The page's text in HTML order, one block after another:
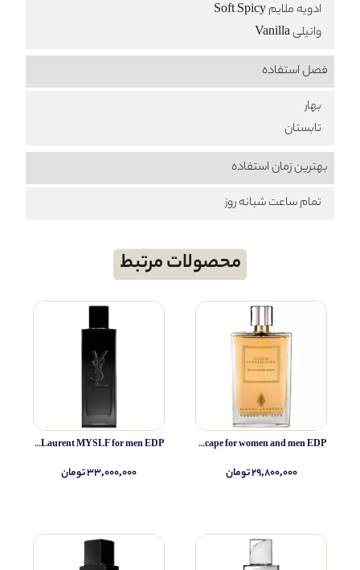
ادویه ملایم Soft Spicy
وانیلی Vanilla
فصل استفاده
بهار
تابستان
بهترین زمان استفاده
تمام ساعت شبانه روز
محصولات مرتبط
Simone Andreoli Tulum Junglescape for women and men EDP
۲۹,۸۰۰,۰۰۰ تومان
Yves Saint Laurent MYSLF for men EDP
۳۳,۰۰۰,۰۰۰ تومان